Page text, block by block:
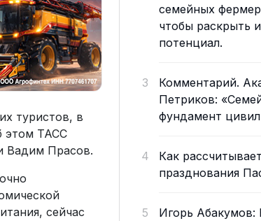
туристов, в
этом ТАСС
Вадим Прасов.
сейчас
семейных
чтобы раскрыть
потенциал.
3
Комментарий.
Петриков:
фундамент
4
Как
празднования
5
Игорь Абакумов: